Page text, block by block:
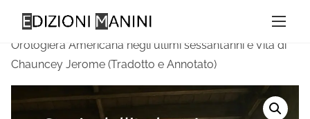
Home/Narrativa Storica/ Storia dell’Industria
Orologiera Americana negli ultimi sessant’anni e Vita di
Chauncey Jerome (Tradotto e Annotato)